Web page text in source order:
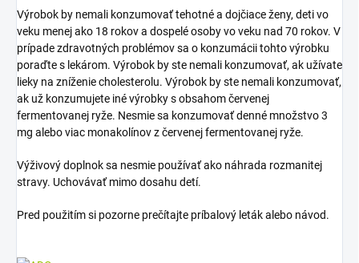
Výrobok by nemali konzumovať tehotné a dojčiace ženy, deti vo
veku menej ako 18 rokov a dospelé osoby vo veku nad 70 rokov. V
prípade zdravotných problémov sa o konzumácii tohto výrobku
poraďte s lekárom. Výrobok by ste nemali konzumovať, ak užívate
lieky na zníženie cholesterolu. Výrobok by ste nemali konzumovať,
ak už konzumujete iné výrobky s obsahom červenej
fermentovanej ryže. Nesmie sa konzumovať denné množstvo 3
mg alebo viac monakolínov z červenej fermentovanej ryže.
Výživový doplnok sa nesmie používať ako náhrada rozmanitej
stravy. Uchovávať mimo dosahu detí.
Pred použitím si pozorne prečítajte príbalový leták alebo návod.